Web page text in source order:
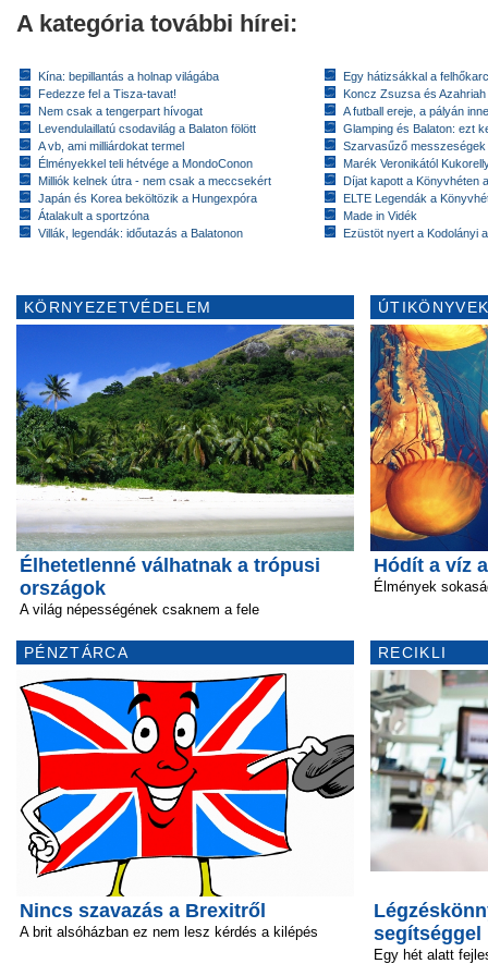
A kategória további hírei:
Kína: bepillantás a holnap világába
Fedezze fel a Tisza-tavat!
Nem csak a tengerpart hívogat
Levendulaillatú csodavilág a Balaton fölött
A vb, ami milliárdokat termel
Élményekkel teli hétvége a MondoConon
Milliók kelnek útra - nem csak a meccsekért
Japán és Korea beköltözik a Hungexpóra
Átalakult a sportzóna
Villák, legendák: időutazás a Balatonon
Egy hátizsákkal a
Koncz Zsuzsa és
A futball ereje, a pályán
Glamping és Balaton: ezt
Szarvasűző messzeségek
Marék Veronikától
Díjat kapott a Könyvhéten
ELTE Legendák a
Made in Vidék
Ezüstöt nyert a Kodolányi
KÖRNYEZETVÉDELEM
Élhetetlenné válhatnak a trópusi
országok
A világ népességének csaknem a fele
PÉNZTÁRCA
Nincs szavazás a Brexitről
A brit alsóházban ez nem lesz kérdés a kilépés
Hódít a víz
Élmények
RECIKLI
segítséggel
Egy hét alatt